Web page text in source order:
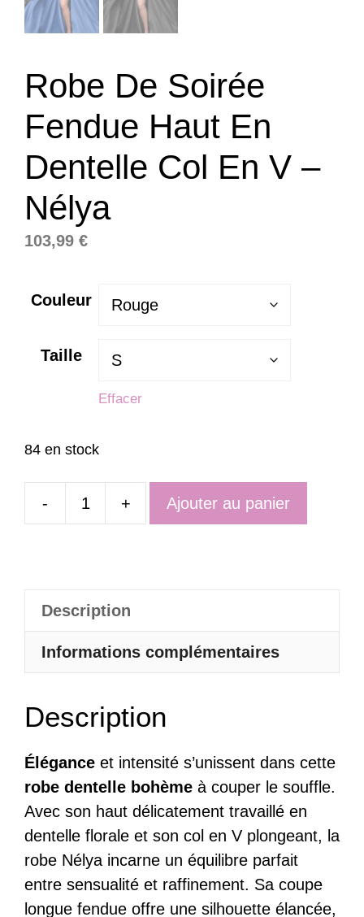
Robe De Soirée
Fendue Haut En
Dentelle Col En V –
Nélya
103,99 €
Couleur
Taille
Effacer
84 en stock
-
quantité
Fendue
Haut
Dentelle
En
V
–
Nélya
+ Ajouter au panier
Description
Informations complémentaires
Description
Élégance et intensité s’unissent dans cette
robe dentelle bohème à couper le souffle.
Avec son haut délicatement travaillé en
dentelle florale et son col en V plongeant, la
robe Nélya incarne un équilibre parfait
entre sensualité et raffinement. Sa coupe
longue fendue offre une silhouette élancée,